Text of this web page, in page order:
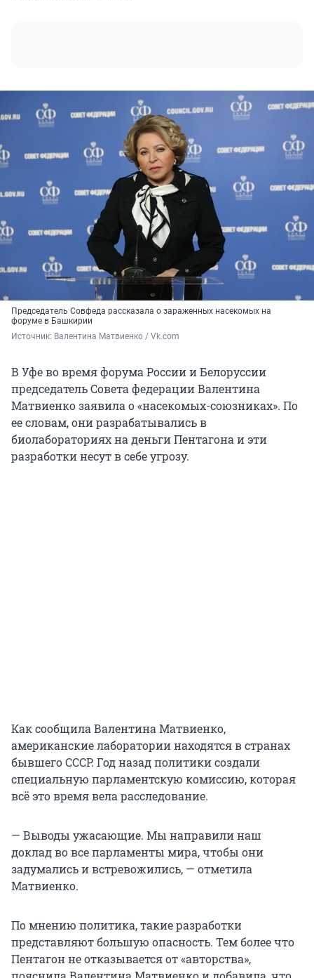
Председатель Совфеда рассказала о зараженных насекомых на
форуме в Башкирии
Источник: Валентина Матвиенко / Vk.com
В Уфе во время форума России и Белоруссии
председатель Совета федерации Валентина
Матвиенко заявила о «насекомых-союзниках». По
ее словам, они разрабатывались в
биолабораториях на деньги Пентагона и эти
разработки несут в себе угрозу.
Как сообщила Валентина Матвиенко,
американские лаборатории находятся в странах
бывшего СССР. Год назад политики создали
специальную парламентскую комиссию, которая
всё это время вела расследование.
— Выводы ужасающие. Мы направили наш
доклад во все парламенты мира, чтобы они
задумались и встревожились, — отметила
Матвиенко.
По мнению политика, такие разработки
представляют большую опасность. Тем более что
Пентагон не отказывается от «авторства»,